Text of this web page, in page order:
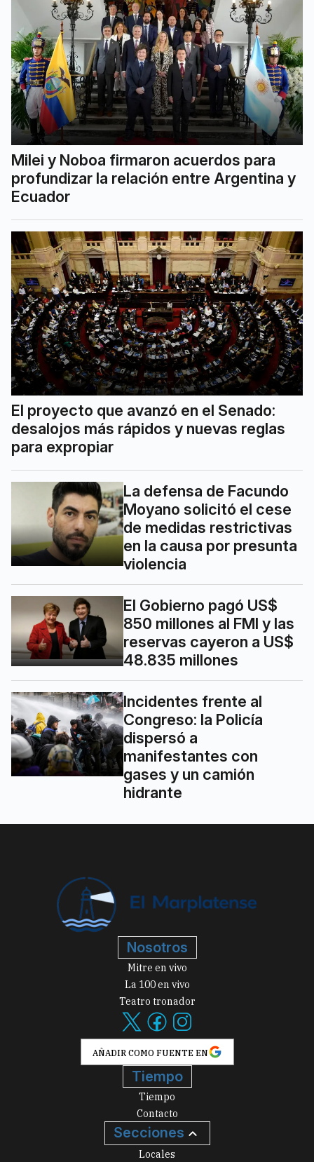
Milei y Noboa firmaron acuerdos para
profundizar la relación entre Argentina y
Ecuador
El proyecto que avanzó en el Senado:
desalojos más rápidos y nuevas reglas
para expropiar
La defensa de Facundo
Moyano solicitó el cese
de medidas restrictivas
en la causa por presunta
violencia
El Gobierno pagó US$
850 millones al FMI y las
reservas cayeron a US$
48.835 millones
Incidentes frente al
Congreso: la Policía
dispersó a
manifestantes con
gases y un camión
hidrante
Nosotros
Mitre en vivo
La 100 en vivo
Teatro tronador
AÑADIR COMO FUENTE EN
Tiempo
Tiempo
Contacto
Secciones
Locales